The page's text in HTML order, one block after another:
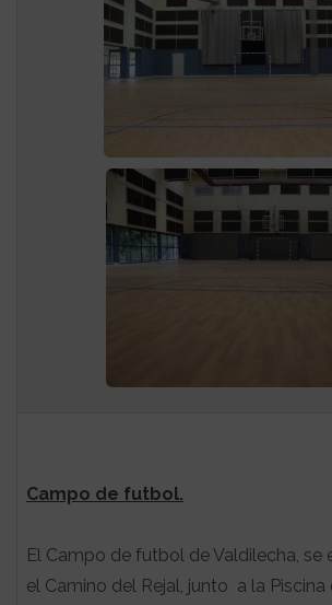
Campo de futbol.
El Campo de futbol de Valdilecha, se
el Camino del Rejal, junto a la Piscina